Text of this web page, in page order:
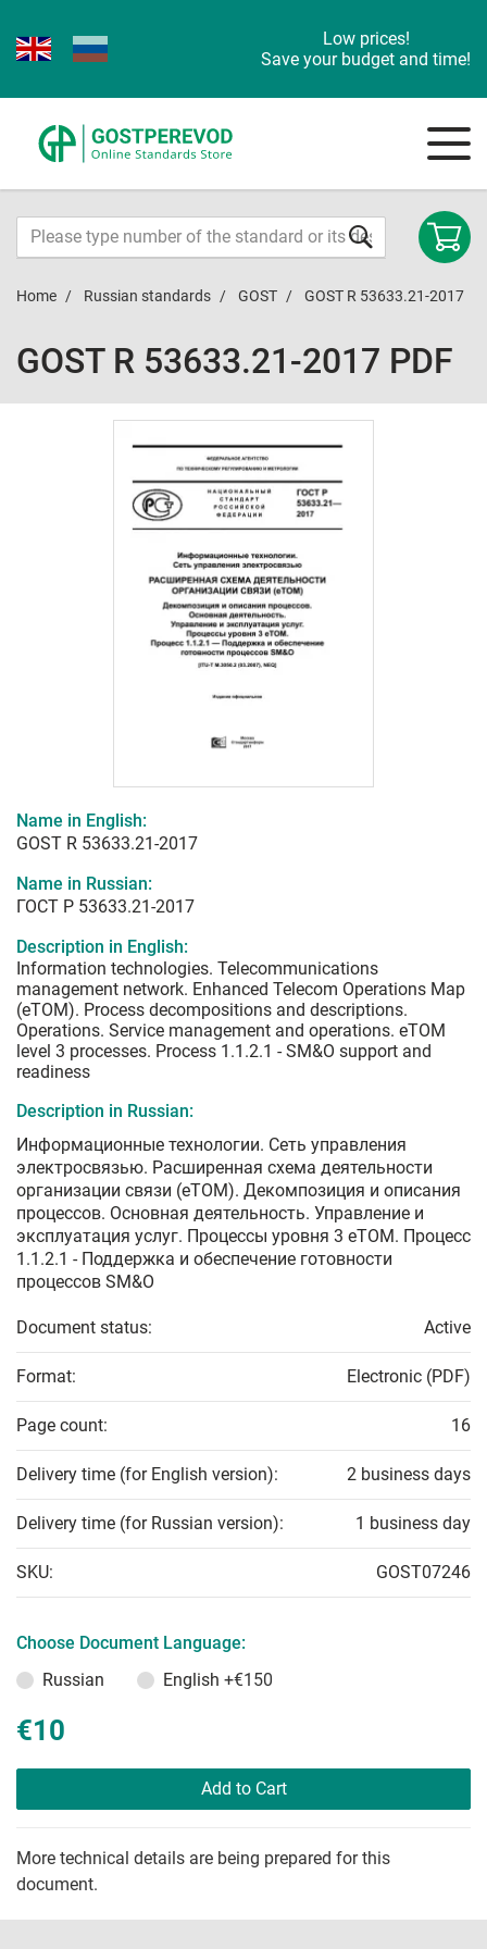
Low prices!
Save your budget and time!
Home Russian standards GOST GOST R 53633.21-2017
GOST R 53633.21-2017 PDF
Name in English:
GOST R 53633.21-2017
Name in Russian:
ГОСТ Р 53633.21-2017
Description in English:
Information technologies. Telecommunications
management network. Enhanced Telecom Operations Map
(eTOM). Process decompositions and descriptions.
Operations. Service management and operations. eTOM
level 3 processes. Process 1.1.2.1 - SM&O support and
readiness
Description in Russian:
Информационные технологии. Сеть управления
электросвязью. Расширенная схема деятельности
организации связи (еТОМ). Декомпозиция и описания
процессов. Основная деятельность. Управление и
эксплуатация услуг. Процессы уровня 3 eTOM. Процесс
1.1.2.1 - Поддержка и обеспечение готовности
процессов SM&O
Document status: Active
Format: Electronic (PDF)
Page count: 16
Delivery time (for English version): 2 business days
Delivery time (for Russian version): 1 business day
SKU: GOST07246
Choose Document Language:
Russian
English +€150
€10
Add to Cart
More technical details are being prepared for this
document.